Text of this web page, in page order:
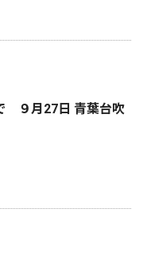
９月27日 青葉台吹